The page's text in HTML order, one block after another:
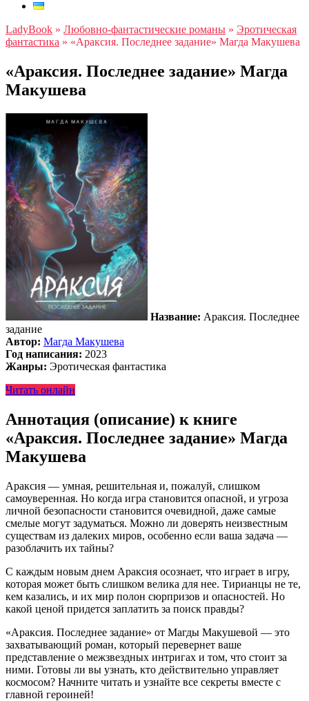
LadyBook » Любовно-фантастические романы » Эротическая
фантастика » «Араксия. Последнее задание» Магда Макушева
«Араксия. Последнее задание» Магда
Макушева
Название: Араксия. Последнее
задание
Автор: Магда Макушева
Год написания: 2023
Жанры: Эротическая фантастика
Читать онлайн
Аннотация (описание) к книге
«Араксия. Последнее задание» Магда
Макушева
Араксия — умная, решительная и, пожалуй, слишком
самоуверенная. Но когда игра становится опасной, и угроза
личной безопасности становится очевидной, даже самые
смелые могут задуматься. Можно ли доверять неизвестным
существам из далеких миров, особенно если ваша задача —
разоблачить их тайны?
С каждым новым днем Араксия осознает, что играет в игру,
которая может быть слишком велика для нее. Тирианцы не те,
кем казались, и их мир полон сюрпризов и опасностей. Но
какой ценой придется заплатить за поиск правды?
«Араксия. Последнее задание» от Магды Макушевой — это
захватывающий роман, который перевернет ваше
представление о межзвездных интригах и том, что стоит за
ними. Готовы ли вы узнать, кто действительно управляет
космосом? Начните читать и узнайте все секреты вместе с
главной героиней!